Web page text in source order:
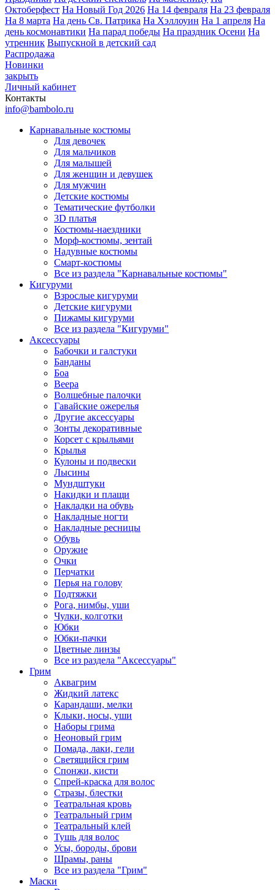
Октоберфест На Новый Год 2026 На 14 февраля На 23 февраля
На 8 марта На день Св. Патрика На Хэллоуин На 1 апреля На
день космонавтики На парад победы На праздник Осени На
утренник Выпускной в детский сад
Распродажа
Новинки
закрыть
Личный кабинет
Контакты
info@bambolo.ru
Карнавальные костюмы
Для девочек
Для мальчиков
Для малышей
Для женщин и девушек
Для мужчин
Детские костюмы
Тематические футболки
3D платья
Костюмы-наездники
Морф-костюмы, зентай
Надувные костюмы
Смарт-костюмы
Все из раздела "Карнавальные костюмы"
Кигуруми
Взрослые кигуруми
Детские кигуруми
Пижамы кигуруми
Все из раздела "Кигуруми"
Аксессуары
Бабочки и галстуки
Банданы
Боа
Веера
Волшебные палочки
Гавайские ожерелья
Другие аксессуары
Зонты декоративные
Корсет с крыльями
Крылья
Кулоны и подвески
Лысины
Мундштуки
Накидки и плащи
Накладки на обувь
Накладные ногти
Накладные ресницы
Обувь
Оружие
Очки
Перчатки
Перья на голову
Подтяжки
Рога, нимбы, уши
Чулки, колготки
Юбки
Юбки-пачки
Цветные линзы
Все из раздела "Аксессуары"
Грим
Аквагрим
Жидкий латекс
Карандаши, мелки
Клыки, носы, уши
Наборы грима
Неоновый грим
Помада, лаки, гели
Светящийся грим
Спонжи, кисти
Спрей-краска для волос
Стразы, блестки
Театральная кровь
Театральный грим
Театральный клей
Тушь для волос
Усы, бороды, брови
Шрамы, раны
Все из раздела "Грим"
Маски